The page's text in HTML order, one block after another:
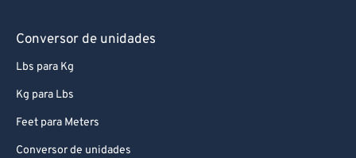
Conversor de unidades
Lbs para Kg
Kg para Lbs
Feet para Meters
Conversor de unidades